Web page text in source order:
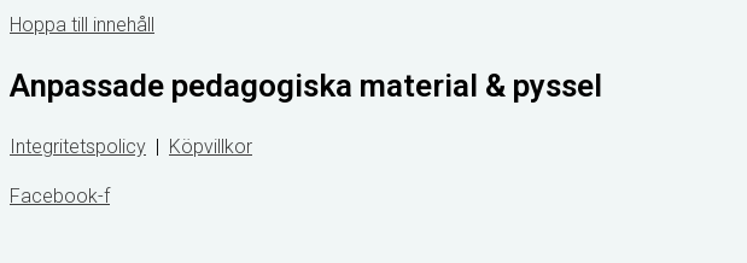
Hoppa till innehåll
Anpassade pedagogiska material & pyssel
Integritetspolicy Köpvillkor
Facebook-f